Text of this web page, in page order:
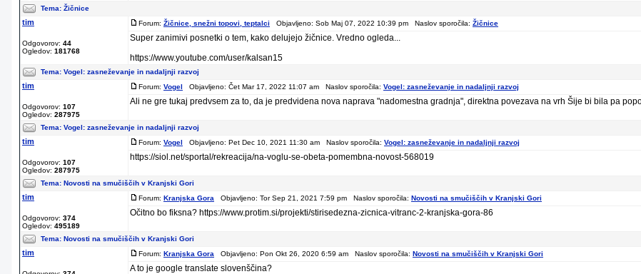
Tema: Žičnice
tim
Odgovorov: 44
Ogledov: 181768
Forum: Žičnice, snežni topovi, teptalci Objavljeno: Sob Maj 07, 2022 10:39 pm Naslov sporočila: Žičnice
Super zanimivi posnetki o tem, kako delujejo žičnice. Vredno ogleda...
https://www.youtube.com/user/kalsan15
Tema: Vogel: zasneževanje in nadaljnji razvoj
tim
Odgovorov: 107
Ogledov: 287975
Forum: Vogel Objavljeno: Čet Mar 17, 2022 11:07 am Naslov sporočila: Vogel: zasneževanje in nadaljnji razvoj
Ali ne gre tukaj predvsem za to, da je predvidena nova naprava "nadomestna gradnja", direktna povezava na vrh Šije bi bila pa
Tema: Vogel: zasneževanje in nadaljnji razvoj
tim
Odgovorov: 107
Ogledov: 287975
Forum: Vogel Objavljeno: Pet Dec 10, 2021 11:30 am Naslov sporočila: Vogel: zasneževanje in nadaljnji razvoj
https://siol.net/sportal/rekreacija/na-voglu-se-obeta-pomembna-novost-568019
Tema: Novosti na smučiščih v Kranjski Gori
tim
Odgovorov: 374
Ogledov: 495189
Forum: Kranjska Gora Objavljeno: Tor Sep 21, 2021 7:59 pm Naslov sporočila: Novosti na smučiščih v Kranjski Gori
Očitno bo fiksna? https://www.protim.si/projekti/stirisedezna-zicnica-vitranc-2-kranjska-gora-86
Tema: Novosti na smučiščih v Kranjski Gori
tim Forum: Kranjska Gora Objavljeno: Pon Okt 26, 2020 6:59 am Naslov sporočila: Novosti na smučiščih v Kranjski Gori
A to je google translate slovenščina?